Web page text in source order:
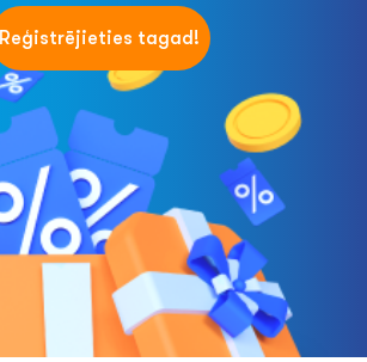
Reģistrējieties tagad!